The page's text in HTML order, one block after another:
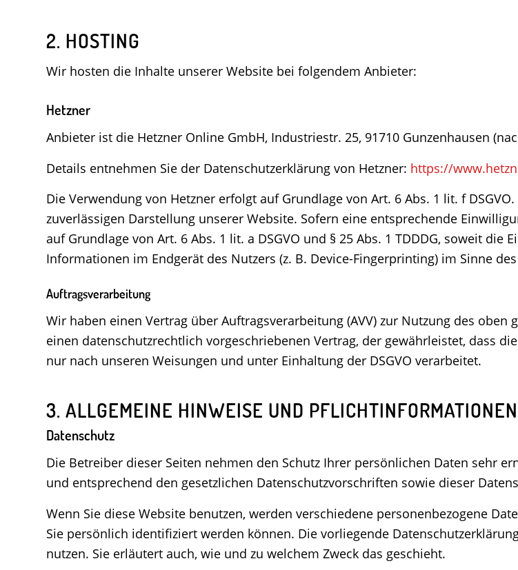
2. HOSTING
Wir hosten die Inhalte unserer Website bei folgendem Anbieter:
Hetzner
Anbieter ist die Hetzner Online GmbH, Industriestr. 25, 91710 Gunzenhausen
Details entnehmen Sie der Datenschutzerklärung von Hetzner: https://
Die Verwendung von Hetzner erfolgt auf Grundlage von Art. 6 Abs. 1 lit. f
zuverlässigen Darstellung unserer Website. Sofern eine entsprechende
auf Grundlage von Art. 6 Abs. 1 lit. a DSGVO und § 25 Abs. 1 TDDDG, soweit
Informationen im Endgerät des Nutzers (z. B. Device-Fingerprinting) im Sinne
Auftragsverarbeitung
Wir haben einen Vertrag über Auftragsverarbeitung (AVV) zur Nutzung des
einen datenschutzrechtlich vorgeschriebenen Vertrag, der gewährleistet, dass
nur nach unseren Weisungen und unter Einhaltung der DSGVO verarbeitet.
3. ALLGEMEINE HINWEISE UND PFLICHT­INFORMATIONEN
Datenschutz
Die Betreiber dieser Seiten nehmen den Schutz Ihrer persönlichen Daten sehr
und entsprechend den gesetzlichen Datenschutzvorschriften sowie dieser
Wenn Sie diese Website benutzen, werden verschiedene personenbezogene
Sie persönlich identifiziert werden können. Die vorliegende
nutzen. Sie erläutert auch, wie und zu welchem Zweck das geschieht.